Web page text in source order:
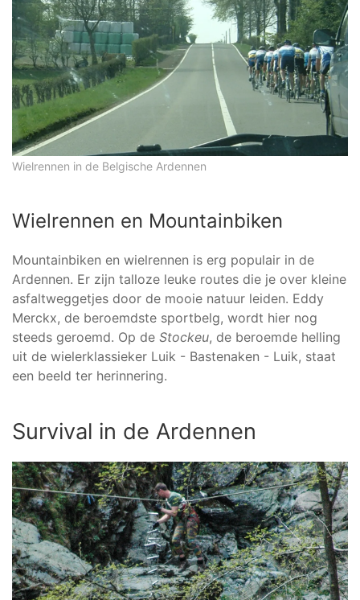
Wielrennen in de Belgische Ardennen
Wielrennen en Mountainbiken
Mountainbiken en wielrennen is erg populair in de
Ardennen. Er zijn talloze leuke routes die je over kleine
asfaltweggetjes door de mooie natuur leiden. Eddy
Merckx, de beroemdste sportbelg, wordt hier nog
steeds geroemd. Op de Stockeu, de beroemde helling
uit de wielerklassieker Luik - Bastenaken - Luik, staat
een beeld ter herinnering.
Survival in de Ardennen